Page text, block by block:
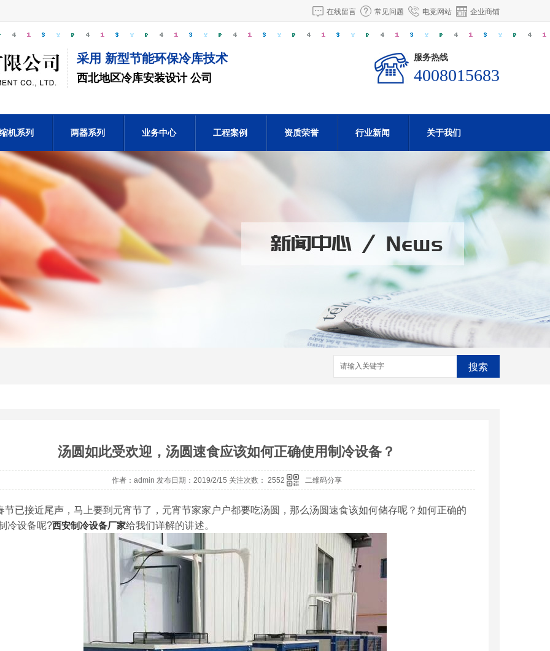
在线留言 常见问题 电竞网站 企业商铺
采用 新型节能环保冷库技术
西北地区冷库安装设计 公司
服务热线
4008015683
机系列 两器系列 业务中心 工程案例 资质荣誉 行业新闻 关于我们
搜索
汤圆如此受欢迎，汤圆速食应该如何正确使用制冷设备？
作者：admin 发布日期：2019/2/15 关注次数： 2552 二维码分享
节已接近尾声，马上要到元宵节了，元宵节家家户户都要吃汤圆，那么汤圆速食该如何储存呢？如何正确的
冷设备呢?西安制冷设备厂家给我们详解的讲述。